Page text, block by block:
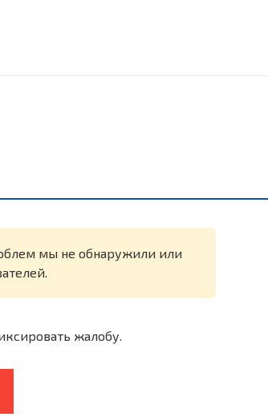
мы не обнаружили или
жалобу.